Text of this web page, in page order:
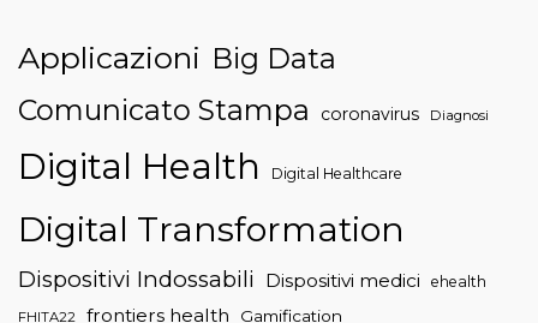
Applicazioni Big Data
Comunicato Stampa
coronavirus Diagnosi
Digital Health Digital Healthcare
Digital Transformation
Dispositivi Indossabili Dispositivi medici ehealth
FHITA22 frontiers health Gamification